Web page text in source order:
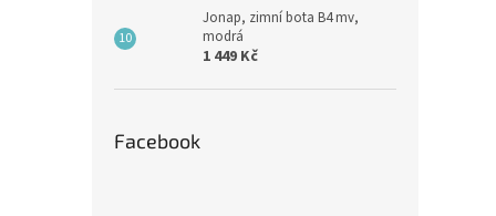
Jonap, zimní bota B4 mv,
modrá
1 449 Kč
Facebook